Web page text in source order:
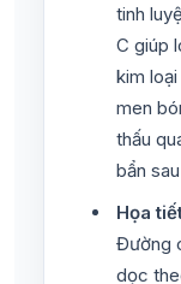
tinh
C giúp
kim
men
thấu
bẩn
Họa
Đường
dọc